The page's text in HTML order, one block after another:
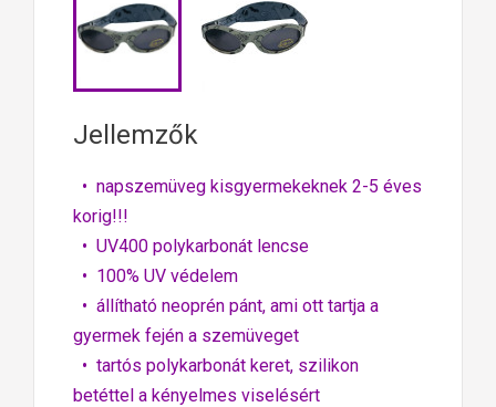
Jellemzők
• napszemüveg kisgyermekeknek 2-5 éves
korig!!!
• UV400 polykarbonát lencse
• 100% UV védelem
• állítható neoprén pánt, ami ott tartja a
gyermek fején a szemüveget
• tartós polykarbonát keret, szilikon
betéttel a kényelmes viselésért